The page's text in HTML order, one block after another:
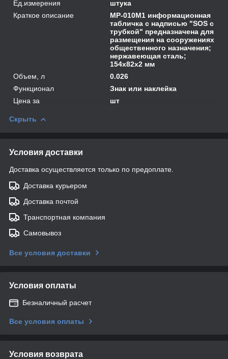
Ед.измерения
штука
Краткое описание
MP-010M1 информационная
табличка с надписью "SOS с
трубкой" предназначена для
размещения на сооружениях
общественного назначения;
нержавеющая сталь;
154х82х2 мм
Объем, л
0.026
Функционал
Знак или наклейка
Цена за
шт
Скрыть
Условия доставки
Доставка осуществляется только по предоплате.
Доставка курьером
Доставка почтой
Транспортная компания
Самовывоз
Все условия доставки
Условия оплаты
Безналичный расчет
Все условия оплаты
Условия возврата